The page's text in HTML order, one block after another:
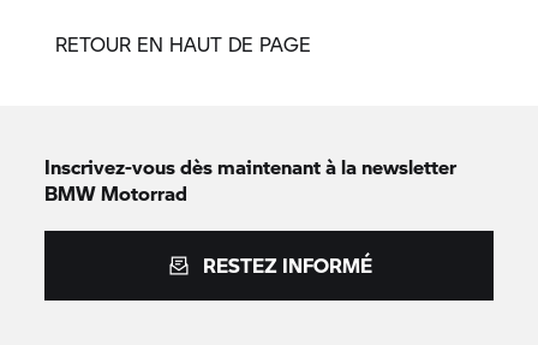
RETOUR EN HAUT DE PAGE
Inscrivez-vous dès maintenant à la newsletter
BMW Motorrad
RESTEZ INFORMÉ